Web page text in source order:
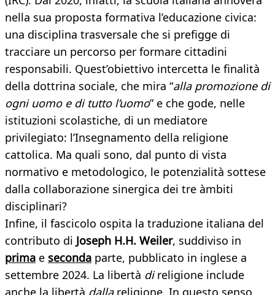
nella sua proposta formativa l’educazione civica:
una disciplina trasversale che si prefigge di
tracciare un percorso per formare cittadini
responsabili. Quest’obiettivo intercetta le finalità
della dottrina sociale, che mira “alla promozione di
ogni uomo e di tutto l’uomo” e che gode, nelle
istituzioni scolastiche, di un mediatore
privilegiato: l’Insegnamento della religione
cattolica. Ma quali sono, dal punto di vista
normativo e metodologico, le potenzialità sottese
dalla collaborazione sinergica dei tre àmbiti
disciplinari?
Infine, il fascicolo ospita la traduzione italiana del
contributo di Joseph H.H. Weiler, suddiviso in
prima e seconda parte, pubblicato in inglese a
settembre 2024. La libertà direligione include
anche la libertà dalla religione. In questo senso